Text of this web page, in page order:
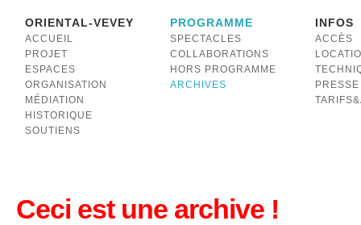
ORIENTAL-VEVEY
ACCUEIL
PROJET
ESPACES
ORGANISATION
MÉDIATION
HISTORIQUE
SOUTIENS
PROGRAMME
SPECTACLES
COLLABORATIONS
HORS PROGRAMME
ARCHIVES
INFOS
ACCÈS
PRESSE
Ceci est une archive !